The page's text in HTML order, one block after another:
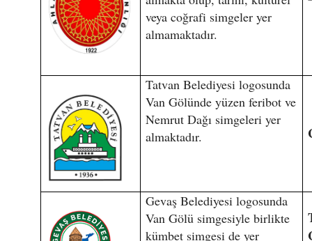
veya coğrafi simgeler yer
almamaktadır.
Tatvan Belediyesi logosunda
Van Gölünde yüzen feribot ve
Nemrut Dağı simgeleri yer
almaktadır.
Gevaş Belediyesi logosunda
Van Gölü simgesiyle birlikte
kümbet simgesi de yer